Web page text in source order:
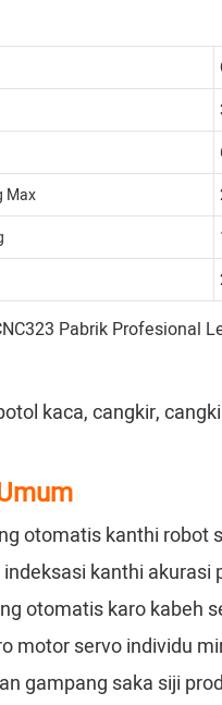
Max
kaca, cangkir,
otomatis kanthi robot
kanthi akurasi
otomatis karo kabeh
motor servo individu
gampang saka siji